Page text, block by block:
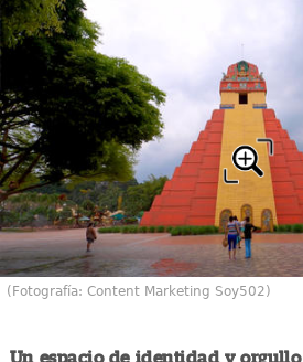
(Fotografía: Content Marketing Soy502)
Un espacio de identidad y orgullo